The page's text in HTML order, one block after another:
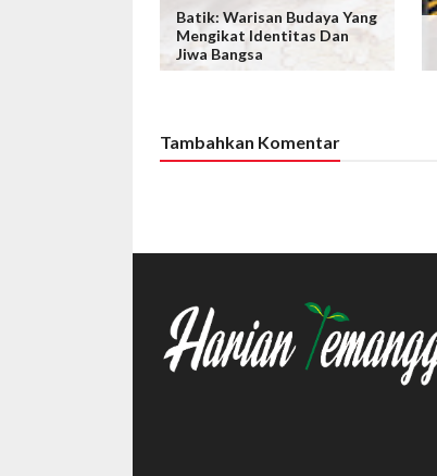
Batik: Warisan Budaya Yang
Mengikat Identitas Dan
Jiwa Bangsa
Tambahkan Komentar